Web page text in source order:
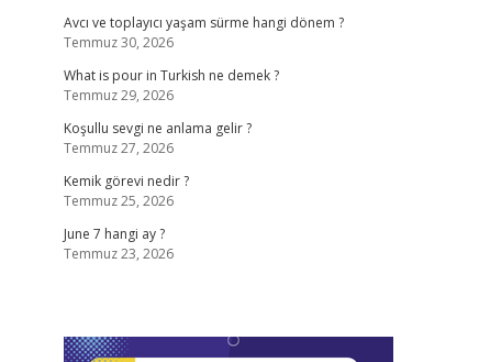
Avcı ve toplayıcı yaşam sürme hangi dönem ?
Temmuz 30, 2026
What is pour in Turkish ne demek ?
Temmuz 29, 2026
Koşullu sevgi ne anlama gelir ?
Temmuz 27, 2026
Kemik görevi nedir ?
Temmuz 25, 2026
June 7 hangi ay ?
Temmuz 23, 2026